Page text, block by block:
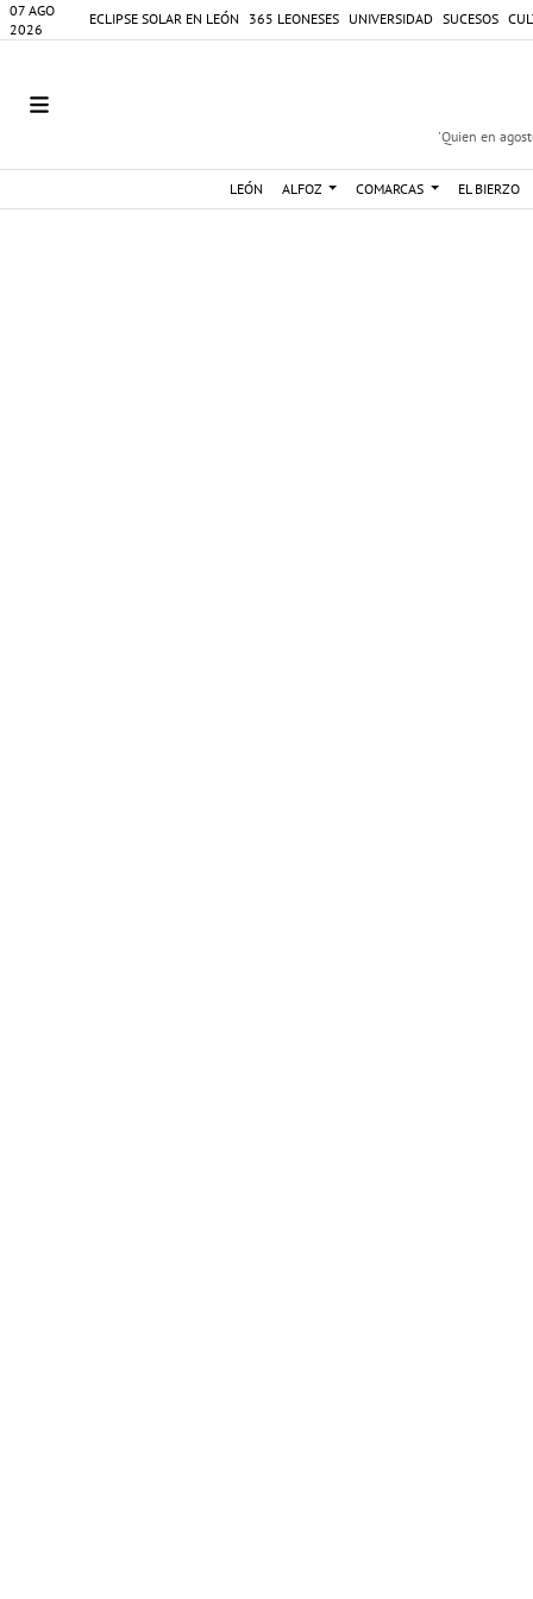
07 AGO
2026
ECLIPSE SOLAR EN LEÓN 365 LEONESES UNIVERSIDAD SUCESOS
'Quien en
LEÓN ALFOZ COMARCAS EL BIERZO